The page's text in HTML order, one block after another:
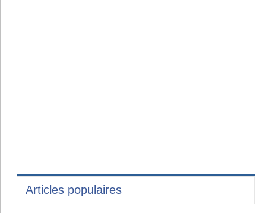
Articles populaires